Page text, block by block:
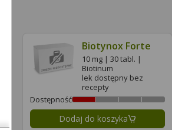
Biotynox Forte
10 mg | 30 tabl. |
Biotinum
lek dostępny bez
recepty
Dostępność
Dodaj do koszyka